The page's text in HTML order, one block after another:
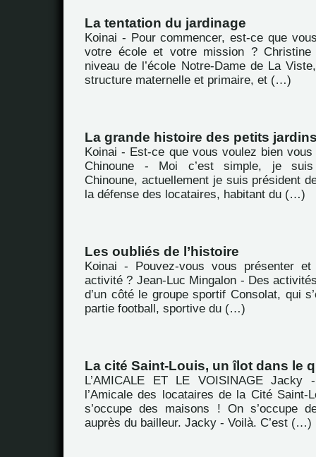
La tentation du jardinage
Koinai - Pour commencer, est-ce que
votre école et votre mission ?
niveau de l’école Notre-Dame de La
structure maternelle et primaire, et (…)
La grande histoire des petits
Koinai - Est-ce que vous voulez bien
Chinoune - Moi c’est simple, je suis
Chinoune, actuellement je suis président
la défense des locataires, habitant du (…)
Les oubliés de l’histoire
Koinai - Pouvez-vous vous présenter
activité ? Jean-Luc Mingalon - Des
d’un côté le groupe sportif Consolat, qui
partie football, sportive du (…)
La cité Saint-Louis, un îlot dans le
L’AMICALE ET LE VOISINAGE Jacky
l’Amicale des locataires de la Cité Saint-
s’occupe des maisons ! On s’occupe
auprès du bailleur. Jacky - Voilà. C’est (…)